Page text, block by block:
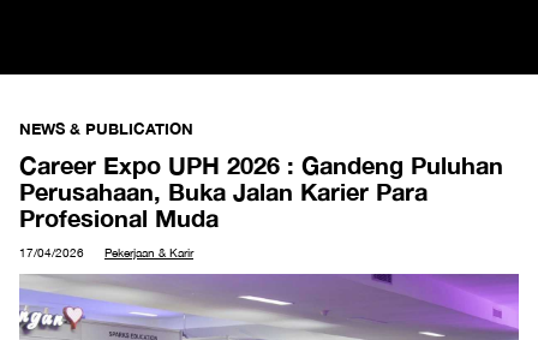
NEWS & PUBLICATION
Career Expo UPH 2026 : Gandeng Puluhan
Perusahaan, Buka Jalan Karier Para
Profesional Muda
17/04/2026 Pekerjaan & Karir